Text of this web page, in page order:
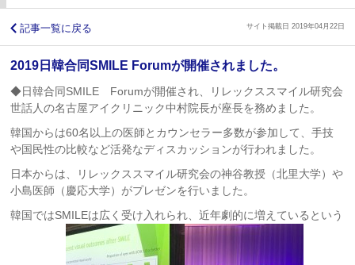
記事一覧に戻る サイト掲載日 2019年04月22日
2019日韓合同SMILE Forumが開催されました。
◆日韓合同SMILE Forumが開催され、リレックススマイル研究会
世話人の名古屋アイクリニック中村院長が座長を務めました。
韓国からは60名以上の医師とカウンセラー多数が参加して、手技
や国民性の比較など活発なディスカッションが行われました。
日本からは、リレックススマイル研究会の神谷教授（北里大学）や
小島医師（慶応大学）がプレゼンを行いました。
韓国ではSMILEは広く受け入れられ、近年劇的に増えているという